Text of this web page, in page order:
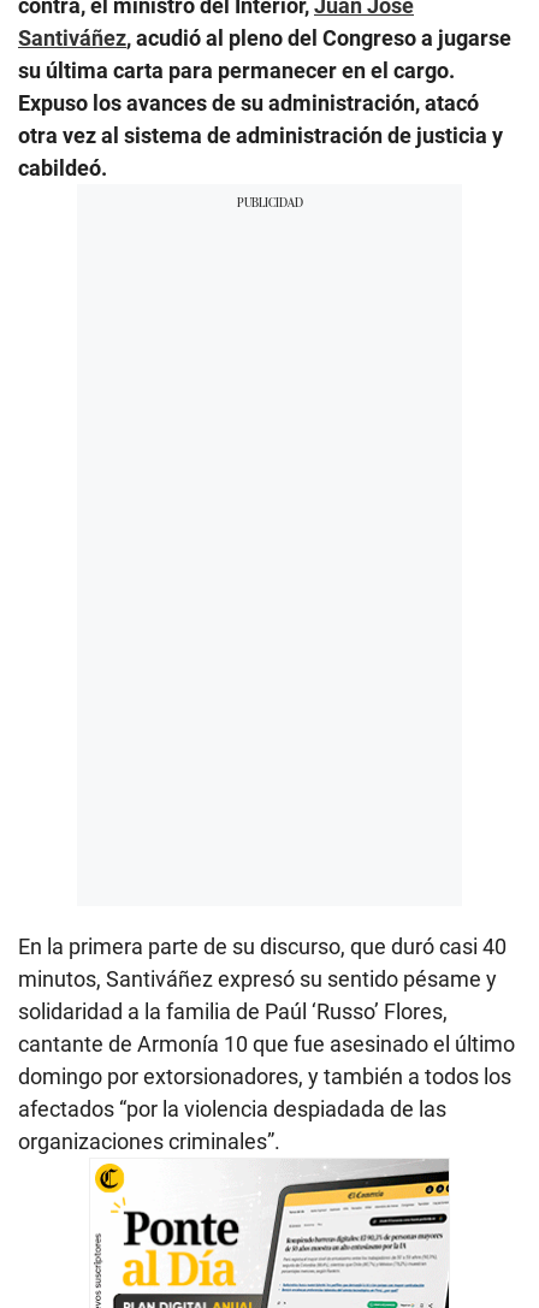
Santiváñez, acudió al pleno del Congreso a jugarse
su última carta para permanecer en el cargo.
Expuso los avances de su administración, atacó
otra vez al sistema de administración de justicia y
cabildeó.
En la primera parte de su discurso, que duró casi 40
minutos, Santiváñez expresó su sentido pésame y
solidaridad a la familia de Paúl ‘Russo’ Flores,
cantante de Armonía 10 que fue asesinado el último
domingo por extorsionadores, y también a todos los
afectados “por la violencia despiadada de las
organizaciones criminales”.